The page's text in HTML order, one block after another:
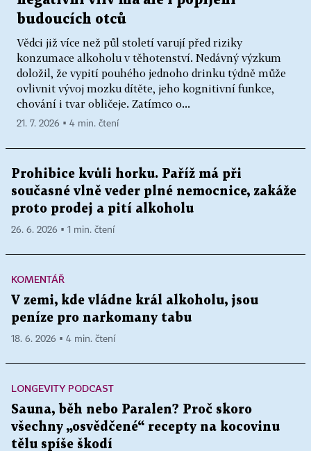
budoucích otců
Vědci již více než půl století varují před riziky
konzumace alkoholu v těhotenství. Nedávný výzkum
doložil, že vypití pouhého jednoho drinku týdně může
ovlivnit vývoj mozku dítěte, jeho kognitivní funkce,
chování i tvar obličeje. Zatímco o...
21. 7. 2026 ▪ 4 min. čtení
Prohibice kvůli horku. Paříž má při
současné vlně veder plné nemocnice, zakáže
proto prodej a pití alkoholu
26. 6. 2026 ▪ 1 min. čtení
KOMENTÁŘ
V zemi, kde vládne král alkoholu, jsou
peníze pro narkomany tabu
18. 6. 2026 ▪ 4 min. čtení
LONGEVITY PODCAST
Sauna, běh nebo Paralen? Proč skoro
všechny „osvědčené“ recepty na kocovinu
tělu spíše škodí